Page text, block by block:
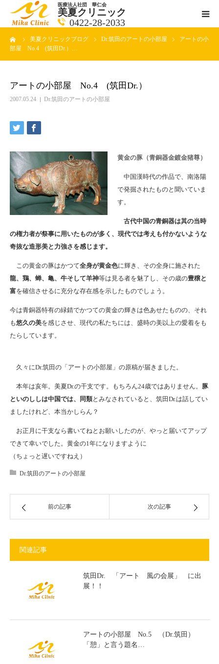
医療法人社団 華仁会
美夏クリニック
0422-28-2033
美夏クリニックブログ Dr.筑田のアートの小部屋
アートの小
部屋 No.4 (筑田Dr.）…
アートの小部屋 No.4 (筑田Dr.）
2007.05.24 Dr.筑田のアートの小部屋
黄金の豚（青銅器金鍍金猪尊）
中国漢時代の作品で、南洛陽
で発掘されたものと聞いていま
す。
古代中国の青銅器は其の当時
の権力者が祭事に用いたものが多く、現代では考えも付かないような
奇抜な造形美と力強さを感じます。
この黄金の豚はかつて全身が黄金色に輝き、その全身に施された
龍、鶏、蝉、亀、牛そして羊神等は見る者を魅了し、その歳の豊穣と
富を確信させるに充分な存在感を示したものでしょう。
今は青銅器特有の緑錆でかつての黄金の輝きは色あせたものの、それ
も悠久の美を感じさせ、現代の私たちには、盛時の美以上の愛着をも
たらしています。
久々にDr.筑田の「アートの小部屋」の原稿が届きました。
本年は亥年。美夏Dr.の干支です。もちろん24歳ではありません。 豚
といのししは中国では、同類とみなされていると、筑田Dr.は話してい
ましたけれど、本当かしらん？
お正月に干支なら書いてねとお願いしたのが、やっと届いてアップ
できて幸いでした。黄金の1年になりますように
（ちょっと遅いですねえ）
Dr.筑田のアートの小部屋
前の記事 次の記事
関連記事
筑田Dr. 「アート 風の会展」 に出
展！！
アートの小部屋 No.5 （Dr.筑田）
「憩」と言う題名…
医師紹介
クリニックの紹介
アクセス
メールで相談
ブログ一覧ページ
料金一覧 new